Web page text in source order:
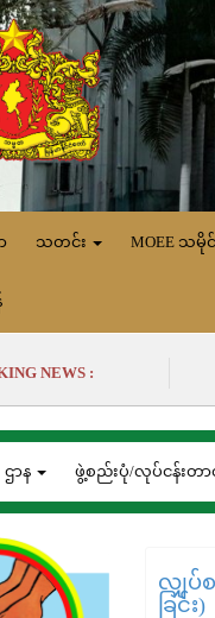
သတင်း MOEE သမိုင်
NEWS :
ဌာန ဖွဲ့စည်းပုံ/လုပ်ငန်းတာ
လျှပ်
ခြင်း)